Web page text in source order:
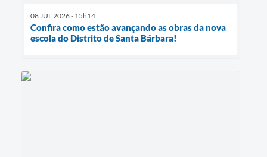
08 JUL 2026 - 15h14
Confira como estão avançando as obras da nova
escola do Distrito de Santa Bárbara!